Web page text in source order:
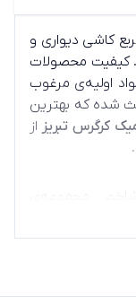
مترمربع کاشی دیواری و
کیفیت محصولات
اولیه‌ی مرغوب
شده که بهترین
کرگرس تبریز از
پرسلانی با
محصولات برای